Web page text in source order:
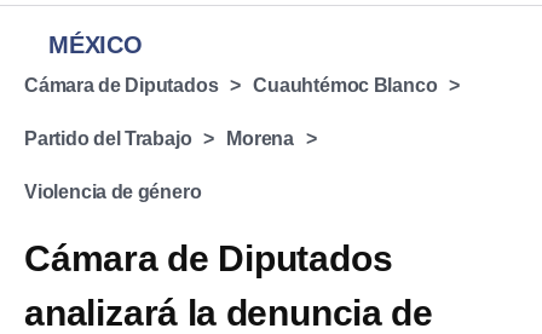
MÉXICO
Cámara de Diputados Cuauhtémoc Blanco
Partido del Trabajo Morena
Violencia de género
Cámara de Diputados
analizará la denuncia de